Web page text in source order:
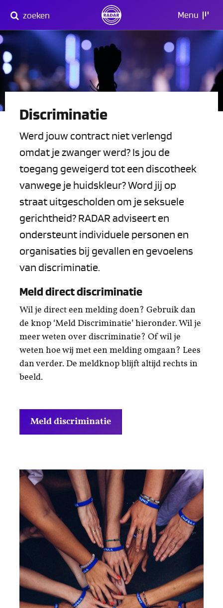
naar
content
zoeken Menu
Discriminatie
Werd jouw contract niet verlengd
omdat je zwanger werd? Is jou de
toegang geweigerd tot een discotheek
vanwege je huidskleur? Word jij op
straat uitgescholden om je seksuele
gerichtheid? RADAR adviseert en
ondersteunt individuele personen en
organisaties bij gevallen en gevoelens
van discriminatie.
Meld direct discriminatie
Wil je direct een melding doen? Gebruik dan
de knop ‘Meld Discriminatie’ hieronder. Wil je
meer weten over discriminatie? Of wil je
weten hoe wij met een melding omgaan? Lees
dan verder. De meldknop blijft altijd rechts in
beeld.
Meld discriminatie